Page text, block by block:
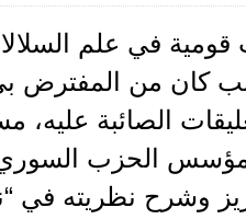
في علم
كان من المفترض
الصائبة عليه،
الحزب السوري
وشرح نظريته في